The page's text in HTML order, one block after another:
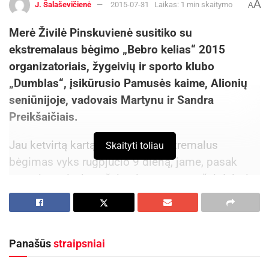
J. Šalaševičienė 2015-07-31 Laikas: 1 min skaitymo AA
Merė Živilė Pinskuvienė susitiko su
ekstremalaus bėgimo „Bebro kelias“ 2015
organizatoriais, žygeivių ir sporto klubo
„Dumblas“, įsikūrusio Pamusės kaime, Alionių
seniūnijoje, vadovais Martynu ir Sandra
Preikšaičiais.
Jau ketvirtą kartą rengiamas ekstremalus
bėgimas vyks rugpjūčio 9 dieną, jame, pasak
organizatorių, jau užsiregistravo nemažai dalyvių,
kurie išbandys jėgas 5 ir 10 km bėgime per
pelkes, įveikdami net dvidešimties kliūčių ruožą.
Jiems paruošta nesudėtinga vaikų trasa. Bėgimo
Skaityti toliau
Panašūsstraipsniai